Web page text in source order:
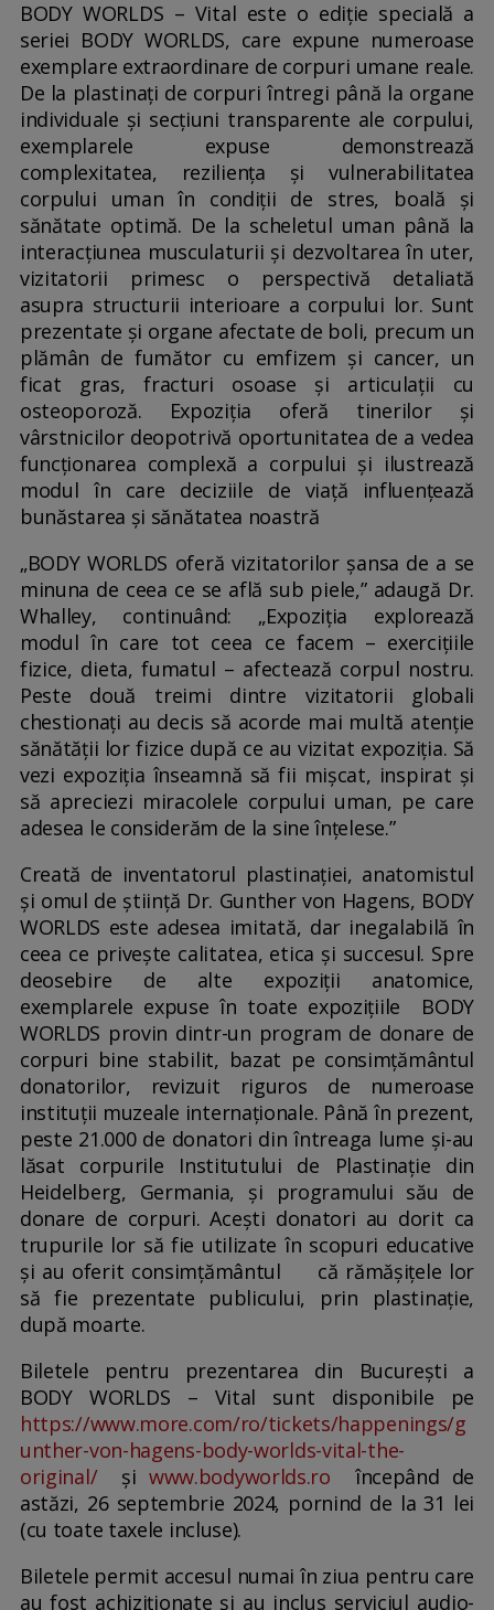
BODY WORLDS – Vital este o ediție specială a
seriei BODY WORLDS, care expune numeroase
exemplare extraordinare de corpuri umane reale.
De la plastinați de corpuri întregi până la organe
individuale și secțiuni transparente ale corpului,
exemplarele expuse demonstrează
complexitatea, reziliența și vulnerabilitatea
corpului uman în condiții de stres, boală și
sănătate optimă. De la scheletul uman până la
interacțiunea musculaturii și dezvoltarea în uter,
vizitatorii primesc o perspectivă detaliată
asupra structurii interioare a corpului lor. Sunt
prezentate și organe afectate de boli, precum un
plămân de fumător cu emfizem și cancer, un
ficat gras, fracturi osoase și articulații cu
osteoporoză. Expoziția oferă tinerilor și
vârstnicilor deopotrivă oportunitatea de a vedea
funcționarea complexă a corpului și ilustrează
modul în care deciziile de viață influențează
bunăstarea și sănătatea noastră
„BODY WORLDS oferă vizitatorilor șansa de a se
minuna de ceea ce se află sub piele,” adaugă Dr.
Whalley, continuând: „Expoziția explorează
modul în care tot ceea ce facem – exercițiile
fizice, dieta, fumatul – afectează corpul nostru.
Peste două treimi dintre vizitatorii globali
chestionați au decis să acorde mai multă atenție
sănătății lor fizice după ce au vizitat expoziția. Să
vezi expoziția înseamnă să fii mișcat, inspirat și
să apreciezi miracolele corpului uman, pe care
adesea le considerăm de la sine înțelese.”
Creată de inventatorul plastinației, anatomistul
și omul de știință Dr. Gunther von Hagens, BODY
WORLDS este adesea imitată, dar inegalabilă în
ceea ce privește calitatea, etica și succesul. Spre
deosebire de alte expoziții anatomice,
exemplarele expuse în toate expozițiile BODY
WORLDS provin dintr-un program de donare de
corpuri bine stabilit, bazat pe consimțământul
donatorilor, revizuit riguros de numeroase
instituții muzeale internaționale. Până în prezent,
peste 21.000 de donatori din întreaga lume și-au
lăsat corpurile Institutului de Plastinație din
Heidelberg, Germania, și programului său de
donare de corpuri. Acești donatori au dorit ca
trupurile lor să fie utilizate în scopuri educative
și au oferit consimțământul că rămășițele lor
să fie prezentate publicului, prin plastinație,
după moarte.
Biletele pentru prezentarea din București a
BODY WORLDS – Vital sunt disponibile pe
https://www.more.com/ro/tickets/happenings/g
unther-von-hagens-body-worlds-vital-the-
original/și www.bodyworlds.ro începând de
astăzi, 26 septembrie 2024, pornind de la 31 lei
(cu toate taxele incluse).
Biletele permit accesul numai în ziua pentru care
au fost achiziționate și au inclus serviciul audio-